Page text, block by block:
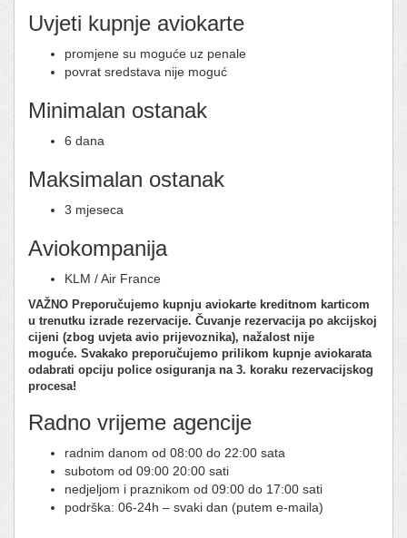
Uvjeti kupnje aviokarte
promjene su moguće uz penale
povrat sredstava nije moguć
Minimalan ostanak
6 dana
Maksimalan ostanak
3 mjeseca
Aviokompanija
KLM / Air France
VAŽNO Preporučujemo kupnju aviokarte kreditnom karticom
u trenutku izrade rezervacije. Čuvanje rezervacija po akcijskoj
cijeni (zbog uvjeta avio prijevoznika), nažalost nije
moguće. Svakako preporučujemo prilikom kupnje aviokarata
odabrati opciju police osiguranja na 3. koraku rezervacijskog
procesa!
Radno vrijeme agencije
radnim danom od 08:00 do 22:00 sata
subotom od 09:00 20:00 sati
nedjeljom i praznikom od 09:00 do 17:00 sati
podrška: 06-24h – svaki dan (putem e-maila)